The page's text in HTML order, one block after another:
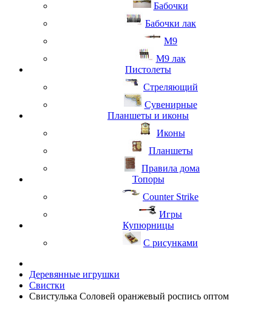
Бабочки
Бабочки лак
М9
M9 лак
Пистолеты
Стреляющий
Сувенирные
Планшеты и иконы
Иконы
Планшеты
Правила дома
Топоры
Counter Strike
Игры
Купюрницы
С рисунками
Деревянные игрушки
Свистки
Свистулька Соловей оранжевый роспись оптом